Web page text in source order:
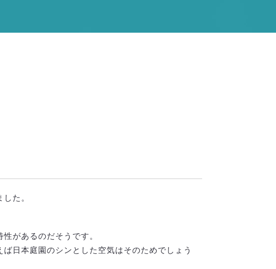
た。
があるのだそうです。
日本庭園のシンとした空気はそのためでしょう